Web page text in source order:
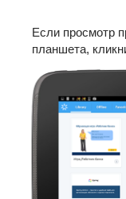
Если просмотр
планшета,